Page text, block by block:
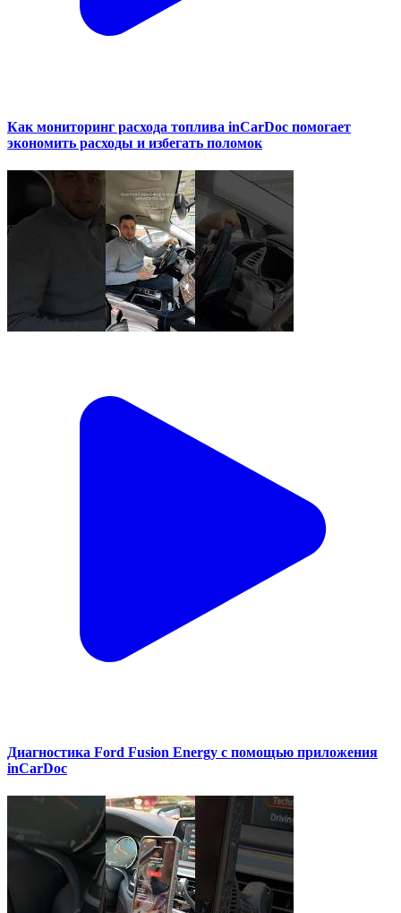
Как мониторинг расхода топлива inCarDoc помогает
экономить расходы и избегать поломок
Диагностика Ford Fusion Energy с помощью приложения
inCarDoc